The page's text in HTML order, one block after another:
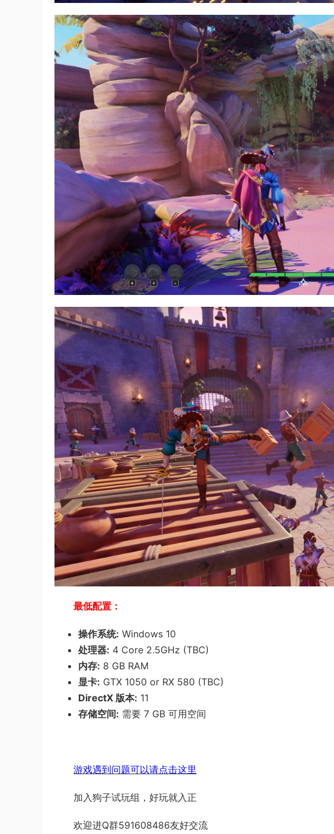
最低配置：
操作系统: Windows 10
处理器: 4 Core 2.5GHz (TBC)
内存: 8 GB RAM
显卡: GTX 1050 or RX 580 (TBC)
DirectX 版本: 11
存储空间: 需要 7 GB 可用空间
游戏遇到问题可以请点击这里
加入狗子试玩组，好玩就入正
欢迎进Q群591608486友好交流